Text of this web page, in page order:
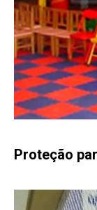
Proteção